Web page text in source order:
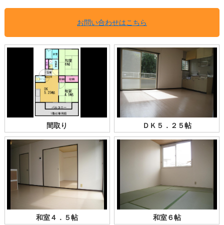
お問い合わせはこちら
間取り ＤＫ５．２５帖
和室４．５帖 和室６帖